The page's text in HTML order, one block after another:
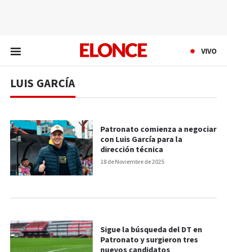
VIVO
LUIS GARCÍA
18 de Noviembre de 2025
Patronato comienza a negociar
con Luis García para la
dirección técnica
Sigue la búsqueda del DT en
Patronato y surgieron tres